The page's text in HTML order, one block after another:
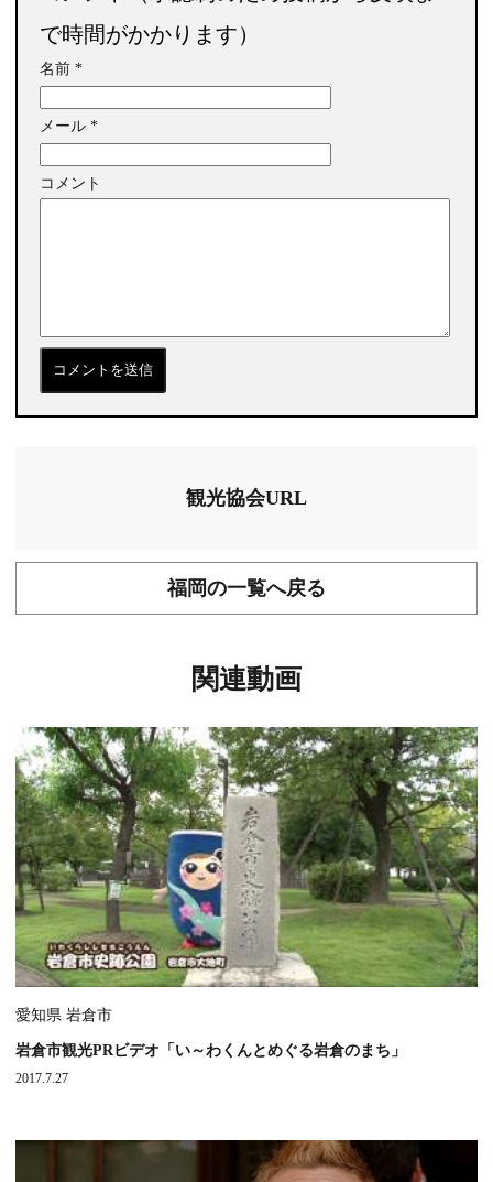
で時間がかかります）
名前 *
メール *
コメント
観光協会URL
福岡の一覧へ戻る
関連動画
愛知県 岩倉市
岩倉市観光PRビデオ「い～わくんとめぐる岩倉のまち」
2017.7.27